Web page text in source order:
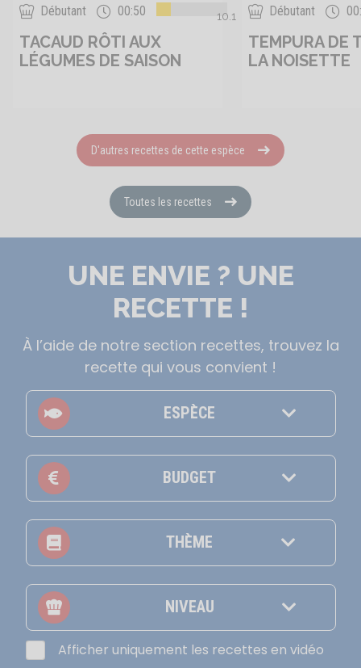
Débutant 00:50 10.1
TACAUD RÔTI AUX
LÉGUMES DE SAISON
Débutant
TEMPURA DE
LA NOISETTE
D'autres recettes de cette espèce
Toutes les recettes
UNE ENVIE ? UNE
RECETTE !
À l’aide de notre section recettes, trouvez la
recette qui vous convient !
ESPÈCE
BUDGET
THÈME
NIVEAU
Afficher uniquement les recettes en vidéo